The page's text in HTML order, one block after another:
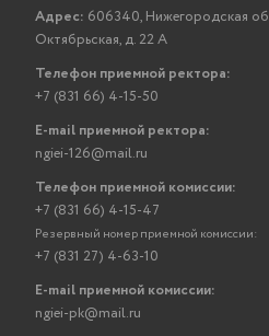
Адрес: 606340, Нижегородская
Октябрьская, д. 22 А
Телефон приемной ректора:
+7 (831 66) 4-15-50
E-mail приемной ректора:
ngiei-126@mail.ru
Телефон приемной комиссии:
+7 (831 66) 4-15-47
Резервный номер приемной комиссии:
+7 (831 27) 4-63-10
E-mail приемной комиссии:
ngiei-pk@mail.ru